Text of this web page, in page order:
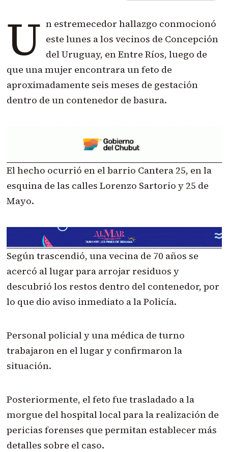
U n estremecedor hallazgo conmocionó
este lunes a los vecinos de Concepción
del Uruguay, en Entre Ríos, luego de
que una mujer encontrara un feto de
aproximadamente seis meses de gestación
dentro de un contenedor de basura.
El hecho ocurrió en el barrio Cantera 25, en la
esquina de las calles Lorenzo Sartorio y 25 de
Mayo.
Según trascendió, una vecina de 70 años se
acercó al lugar para arrojar residuos y
descubrió los restos dentro del contenedor, por
lo que dio aviso inmediato a la Policía.
Personal policial y una médica de turno
trabajaron en el lugar y confirmaron la
situación.
Posteriormente, el feto fue trasladado a la
morgue del hospital local para la realización de
pericias forenses que permitan establecer más
detalles sobre el caso.